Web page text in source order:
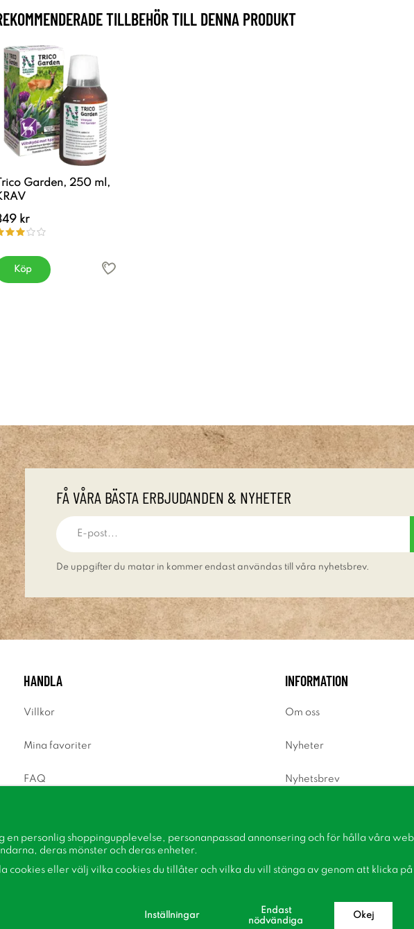
TILLBEHÖR TILL DENNA PRODUKT
Trico Garden, 250 ml,
kr
Köp
FÅ VÅRA BÄSTA ERBJUDANDEN & NYHETER
De uppgifter du matar in kommer endast användas till våra nyhetsbrev.
HANDLA
Villkor
Mina favoriter
FAQ
INFORMATION
Om oss
Nyheter
Nyhetsbrev
Inspiration
en personlig shoppingupplevelse, personanpassad annonsering och för hålla våra
deras mönster och deras enheter.
cookies eller välj vilka cookies du tillåter och vilka du vill stänga av genom att klicka på
Inställningar
Endast
nödvändiga
Okej